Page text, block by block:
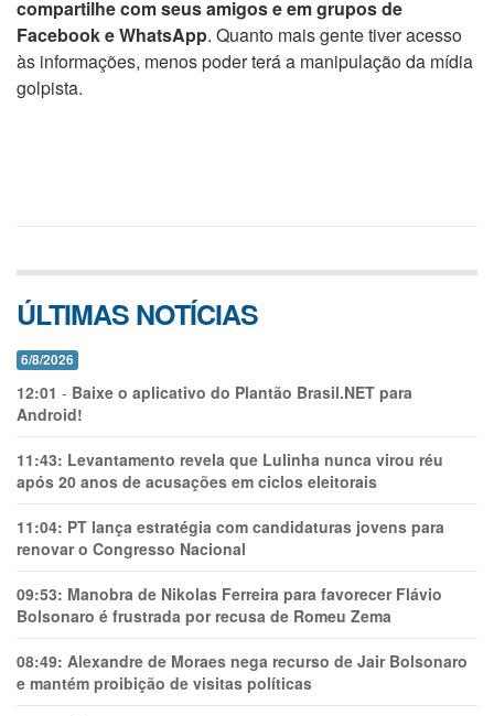
compartilhe com seus amigos e em grupos de
Facebook e WhatsApp. Quanto mais gente tiver acesso
às informações, menos poder terá a manipulação da mídia
golpista.
ÚLTIMAS NOTÍCIAS
6/8/2026
12:01 - Baixe o aplicativo do Plantão Brasil.NET para
Android!
11:43: Levantamento revela que Lulinha nunca virou réu
após 20 anos de acusações em ciclos eleitorais
11:04: PT lança estratégia com candidaturas jovens para
renovar o Congresso Nacional
09:53: Manobra de Nikolas Ferreira para favorecer Flávio
Bolsonaro é frustrada por recusa de Romeu Zema
08:49: Alexandre de Moraes nega recurso de Jair Bolsonaro
e mantém proibição de visitas políticas